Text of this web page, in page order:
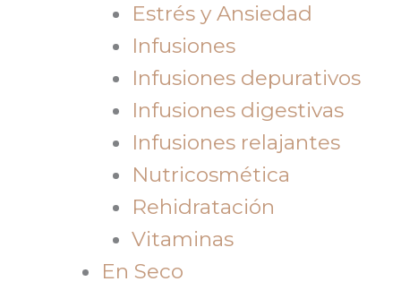
Estrés y Ansiedad
Infusiones
Infusiones depurativos
Infusiones digestivas
Infusiones relajantes
Nutricosmética
Rehidratación
Vitaminas
En Seco